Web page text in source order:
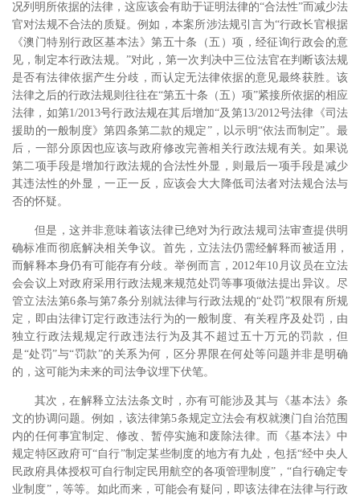
况列明所依据的法律，这应该会有助于证明法律的“合法性”而减少法
官对法规不合法的质疑。例如，本案所涉法规引言为“行政长官根据
《澳门特别行政区基本法》第五十条（五）项，经征询行政会的意
见，制定本行政法规。”对此，第一次判决中三位法官在判断该法规
是否有法律依据产生分歧，而认定无法律依据的意见最终获胜。 该
法律之后的行政法规则往往在“第五十条（五）项”紧接所依据的相应
法律，如第1/2013号行政法规在其后增加“及第13/2012号法律《司法
援助的一般制度》第四条第二款的规定”，以示明“依法而制定”。最
后，一部分原因也应该与政府修改完善相关行政法规有关。如果说
第二项手段是增加行政法规的合法性外显，则最后一项手段是减少
其违法性的外显，一正一反，应该会大大降低司法者对法规合法与
否的怀疑。
但是，这并非意味着该法律已绝对为行政法规司法审查提供明
确标准而彻底解决相关争议。首先，立法法仍需经解释而被适用，
而解释本身仍有可能存有分歧。举例而言，2012年10月议员在立法
会会议上对政府采用行政法规来规范处罚等事项做法提出异议。 尽
管立法法第6条与第7条分别就法律与行政法规的“处罚”权限有所规
定，即由法律订定行政违法行为的一般制度、有关程序及处罚，由
独立行政法规规定行政违法行为及其不超过五十万元的罚款，但
是“处罚”与“罚款”的关系为何，区分界限在何处等问题并非是明确
的，这可能为未来的司法争议埋下伏笔。
其次，在解释立法法条文时，亦有可能涉及其与《基本法》条
文的协调问题。例如，该法律第5条规定立法会有权就澳门自治范围
内的任何事宜制定、修改、暂停实施和废除法律。而《基本法》中
规定特区政府可“自行”制定某些制度的地方有九处，包括“经中央人
民政府具体授权可自行制定民用航空的各项管理制度”，“自行确定专
业制度”，等等。 如此而来，可能会有疑问，即该法律在法律与行政